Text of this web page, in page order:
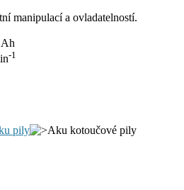
manipulací a ovladatelností.
-1
pily
Aku kotoučové pily